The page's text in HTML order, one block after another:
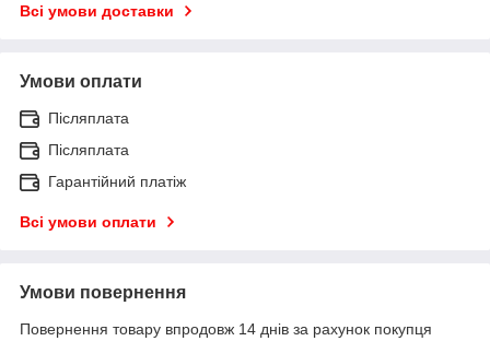
Всі умови доставки
Умови оплати
Післяплата
Післяплата
Гарантійний платіж
Всі умови оплати
Умови повернення
Повернення товару впродовж 14 днів за рахунок покупця